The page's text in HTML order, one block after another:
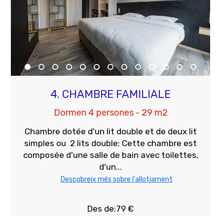
4. CHAMBRE FAMILIALE
Dormen 4 persones - 29 m2
Chambre dotée d'un lit double et de deux lit
simples ou 2 lits double; Cette chambre est
composée d'une salle de bain avec toilettes,
d'un...
Descobreix més sobre l'allotjament
Des de:79 €